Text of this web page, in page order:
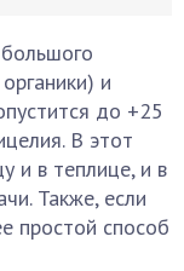
и
до +25
В этот
и в теплице, и в
Также, если
простой способ